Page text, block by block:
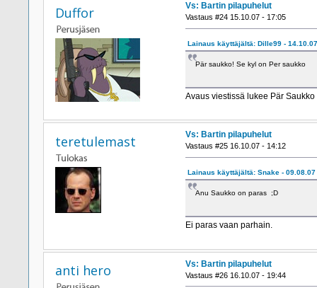
Duffor Vs: Bartin pilapuhelut
Vastaus #24 15.10.07 - 17:05
Lainaus käyttäjältä: Dille99 -
Pär saukko! Se kyl on Per saukko
Avaus viestissä lukee Pär Saukko
teretulemast Vs: Bartin pilapuhelut
Vastaus #25 16.10.07 - 14:12
Lainaus käyttäjältä: Snake - 09.08.07
Anu Saukko on paras ;D
Ei paras vaan parhain.
anti hero Vs: Bartin pilapuhelut
Vastaus #26 16.10.07 - 19:44